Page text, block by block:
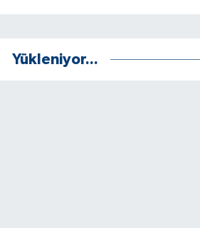
Yükleniyor...